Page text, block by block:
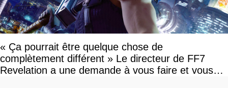
« Ça pourrait être quelque chose de
complètement différent » Le directeur de FF7
Revelation a une demande à vous faire et vous